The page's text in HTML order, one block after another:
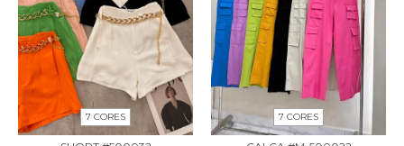
7 CORES 7 CORES